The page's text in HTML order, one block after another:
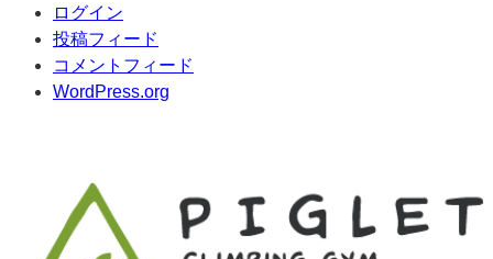
ログイン
投稿フィード
コメントフィード
WordPress.org